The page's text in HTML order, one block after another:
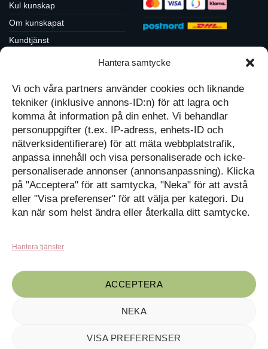
Hantera samtycke
Vi och våra partners använder cookies och liknande
tekniker (inklusive annons-ID:n) för att lagra och
komma åt information på din enhet. Vi behandlar
personuppgifter (t.ex. IP-adress, enhets-ID och
nätverksidentifierare) för att mäta webbplatstrafik,
anpassa innehåll och visa personaliserade och icke-
personaliserade annonser (annonsanpassning). Klicka
på "Acceptera" för att samtycka, "Neka" för att avstå
eller "Visa preferenser" för att välja per kategori. Du
kan när som helst ändra eller återkalla ditt samtycke.
Hantera tjänster
ACCEPTERA
NEKA
VISA PREFERENSER
Kul kunskap
Om kunskapat
Kundtjänst
Cookiepolicy
Mitt konto
Kassan
Sociala medier
Följ oss på Facebook
Tavlor på Instagram
Inspiration på Pinterest
Diskutera på LinkedIn
Varukorg
BUTIKEN
Kunskapat
Med barn och ungas
nyfikenhet som inspiration